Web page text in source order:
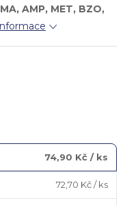
AMP, MET, BZO,
74,90 Kč / ks
72,70 Kč/ ks